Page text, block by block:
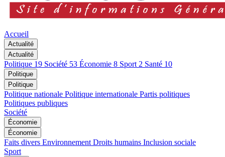
Accueil
Actualité
Actualité
Politique 19 Société 53 Économie 8 Sport 2 Santé 10
Politique
Politique
Politique nationale Politique internationale Partis politiques
Politiques publiques
Société
Économie
Économie
Faits divers Environnement Droits humains Inclusion sociale
Sport